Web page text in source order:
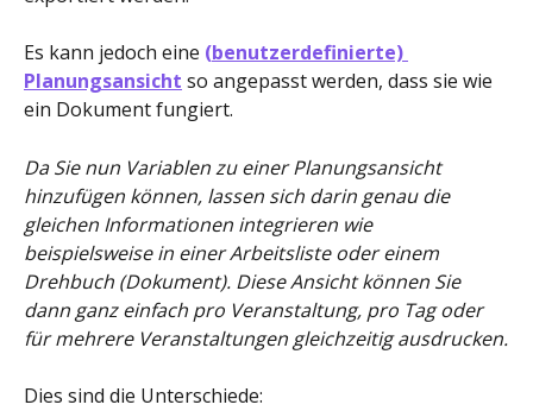
Es kann jedoch eine (benutzerdefinierte)
Planungsansicht so angepasst werden, dass sie wie
ein Dokument fungiert.
Da Sie nun Variablen zu einer Planungsansicht
hinzufügen können, lassen sich darin genau die
gleichen Informationen integrieren wie
beispielsweise in einer Arbeitsliste oder einem
Drehbuch (Dokument). Diese Ansicht können Sie
dann ganz einfach pro Veranstaltung, pro Tag oder
für mehrere Veranstaltungen gleichzeitig ausdrucken.
Dies sind die Unterschiede: